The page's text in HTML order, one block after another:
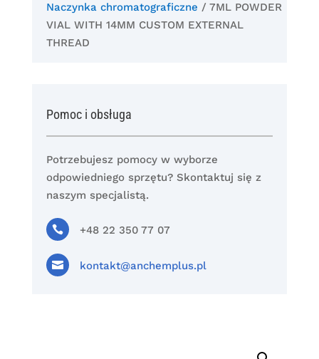
Naczynka chromatograficzne / 7ML POWDER
VIAL WITH 14MM CUSTOM EXTERNAL
THREAD
Pomoc i obsługa
Potrzebujesz pomocy w wyborze
odpowiedniego sprzętu? Skontaktuj się z
naszym specjalistą.
 +48 22 350 77 07
 kontakt@anchemplus.pl